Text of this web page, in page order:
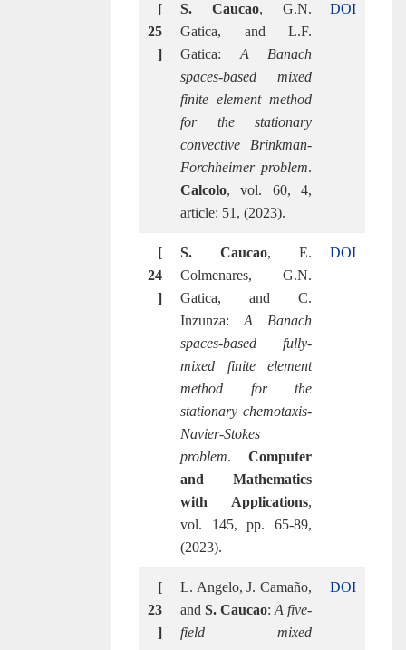
[
25
]
S. Caucao, G.N.
Gatica, and L.F.
Gatica: A Banach
spaces-based mixed
finite element method
for the stationary
convective Brinkman-
Forchheimer problem.
Calcolo, vol. 60, 4,
article: 51, (2023).
DOI
[
24
]
S. Caucao, E.
Colmenares, G.N.
Gatica, and C.
Inzunza: A Banach
spaces-based fully-
mixed finite element
method for the
stationary chemotaxis-
Navier-Stokes
problem.Computer
and Mathematics
with Applications,
vol. 145, pp. 65-89,
(2023).
DOI
[
23
]
L. Angelo, J. Camaño,
and S. Caucao:A five-
field mixed
DOI